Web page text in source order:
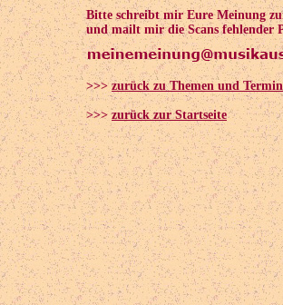
Bitte schreibt mir Eure Meinung
und mailt mir die Scans fehlender
>>>zurück zu Themen und
>>>zurück zur Startseite